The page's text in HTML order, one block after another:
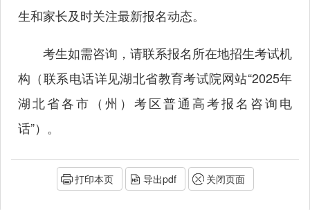
生和家长及时关注最新报名动态。
考生如需咨询，请联系报名所在地招生考试机
构（联系电话详见湖北省教育考试院网站“2025年
湖北省各市（州）考区普通高考报名咨询电
话”）。
打印本页 导出pdf 关闭页面